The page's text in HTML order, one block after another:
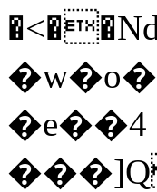
�e��4